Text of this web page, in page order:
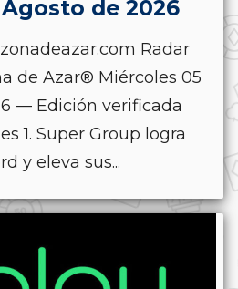
de 2026
Radar
de Azar® Miércoles 05
— Edición verificada
1. Super Group logra
y eleva sus...